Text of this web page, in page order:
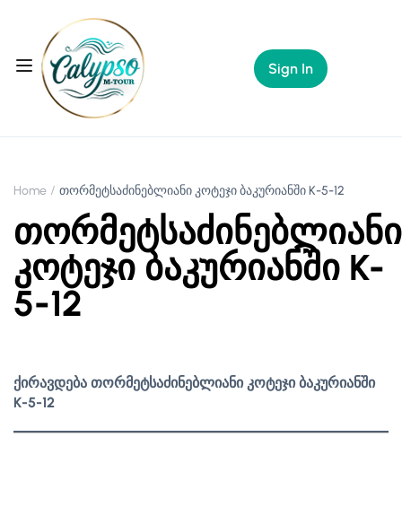
Sign In
Home თორმეტსაძინებლიანი კოტეჯი ბაკურიანში K-5-12
თორმეტსაძინებლიანი
კოტეჯი ბაკურიანში K-
5-12
ქირავდება თორმეტსაძინებლიანი კოტეჯი ბაკურიანში
K-5-12